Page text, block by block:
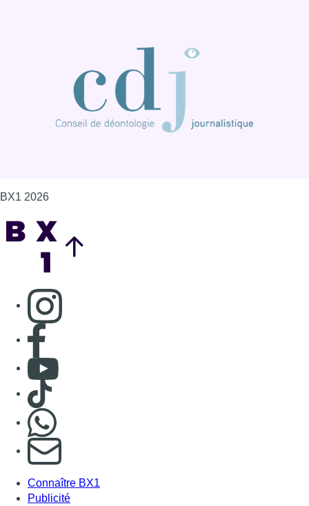
BX1 2026
Consulter page Instagram
Consulter page Facebook
Consulter Youtube
Consulter TikTok
S'abonner à notre newsletter
Connaître BX1
Publicité